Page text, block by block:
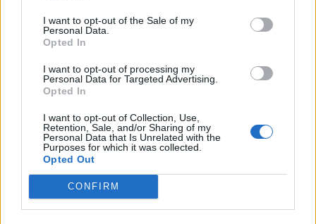
I want to opt-out of the Sale of my
Personal Data.
Opted In
I want to opt-out of processing my
Personal Data for Targeted Advertising.
Opted In
I want to opt-out of Collection, Use,
Retention, Sale, and/or Sharing of my
Personal Data that Is Unrelated with the
Purposes for which it was collected.
Opted Out
CONFIRM
Ασμάτογλου: Μείωση
καύσιμα και όχι
ετεροχρονισμένες
επιδοτήσεις (Vid)
14/03/2022 - 08:36
αλλάζει η ώρα
14/03/2022 - 10:05